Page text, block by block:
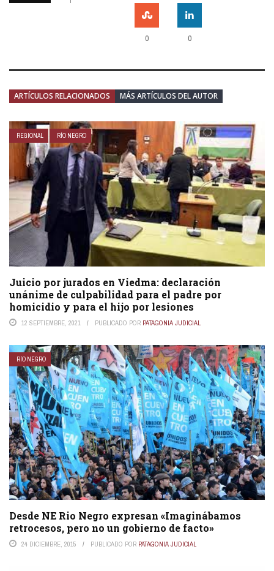
0 0
ARTÍCULOS RELACIONADOS MÁS ARTÍCULOS DEL AUTOR
REGIONAL RÍO NEGRO
Juicio por jurados en Viedma: declaración
unánime de culpabilidad para el padre por
homicidio y para el hijo por lesiones
12 SEPTIEMBRE, 2021 PUBLICADO POR PATAGONIA JUDICIAL
RÍO NEGRO
Desde NE Rio Negro expresan «Imaginábamos
retrocesos, pero no un gobierno de facto»
24 DICIEMBRE, 2015 PUBLICADO POR PATAGONIA JUDICIAL